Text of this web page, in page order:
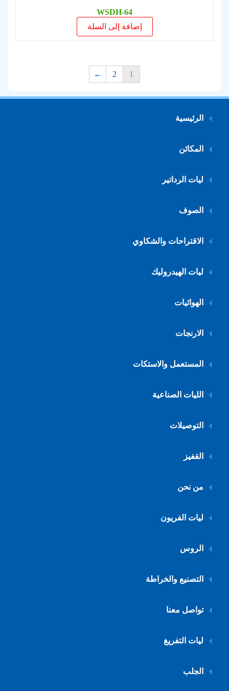
WSDH-64
إضافة إلى السلة
1
2
←
الرئيسية
المكائن
ليات الرداتير
الصوف
الاقتراحات والشكاوي
ليات الهيدروليك
الهوائيات
الارنجات
المستعمل والاستكات
الليات الصناعية
التوصيلات
القفيز
من نحن
ليات الفريون
الروس
التصنيع والخراطة
تواصل معنا
ليات التفريغ
الجلب